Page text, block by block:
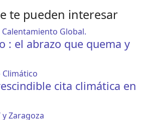
te pueden interesar
: el abrazo que quema y
cita climática en